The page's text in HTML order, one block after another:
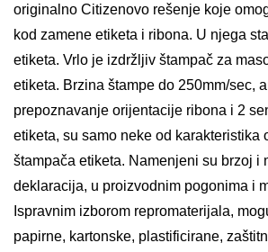
originalno Citizenovo rešenje koje
kod zamene etiketa i ribona. U njega
etiketa. Vrlo je izdržljiv štampač za
etiketa. Brzina štampe do 250mm/sec,
prepoznavanje orijentacije ribona i 2
etiketa, su samo neke od karakteristika
štampača etiketa. Namenjeni su brzoj i
deklaracija, u proizvodnim pogonima i
Ispravnim izborom repromaterijala,
papirne, kartonske, plastificirane,